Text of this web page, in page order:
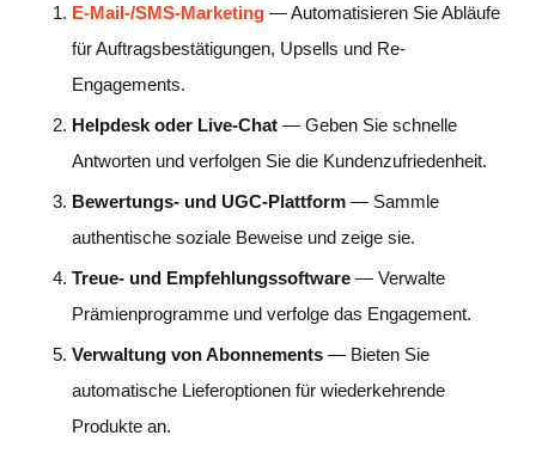
E-Mail-/SMS-Marketing — Automatisieren Sie Abläufe
für Auftragsbestätigungen, Upsells und Re-
Engagements.
Helpdesk oder Live-Chat — Geben Sie schnelle
Antworten und verfolgen Sie die Kundenzufriedenheit.
Bewertungs- und UGC-Plattform — Sammle
authentische soziale Beweise und zeige sie.
Treue- und Empfehlungssoftware — Verwalte
Prämienprogramme und verfolge das Engagement.
Verwaltung von Abonnements — Bieten Sie
automatische Lieferoptionen für wiederkehrende
Produkte an.